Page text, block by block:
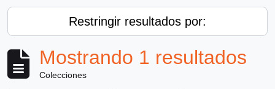
Restringir resultados por:
Mostrando 1 resultados
Colecciones